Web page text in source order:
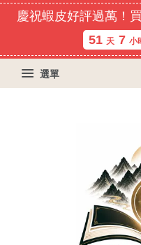
慶祝蝦皮好評過萬！
51 天 7 小
選單